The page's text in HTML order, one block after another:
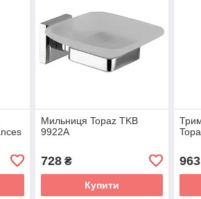
Мильниця Topaz TKB
9922A
728₴
Купити
963